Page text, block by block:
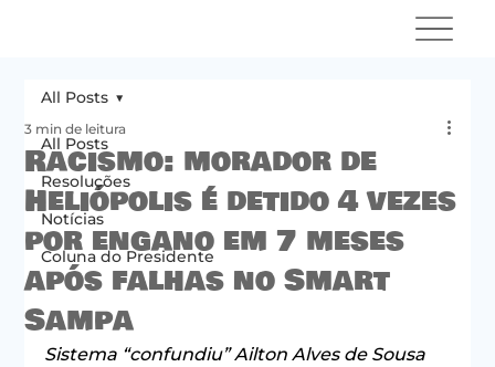
All Posts
Resoluções
Notícias
Coluna do Presidente
All Posts
Racismo: morador de
Heliópolis é detido 4 vezes
por engano em 7 meses
após falhas no Smart
Sampa
3 min de leitura
Sistema “confundiu” Ailton Alves de Sousa